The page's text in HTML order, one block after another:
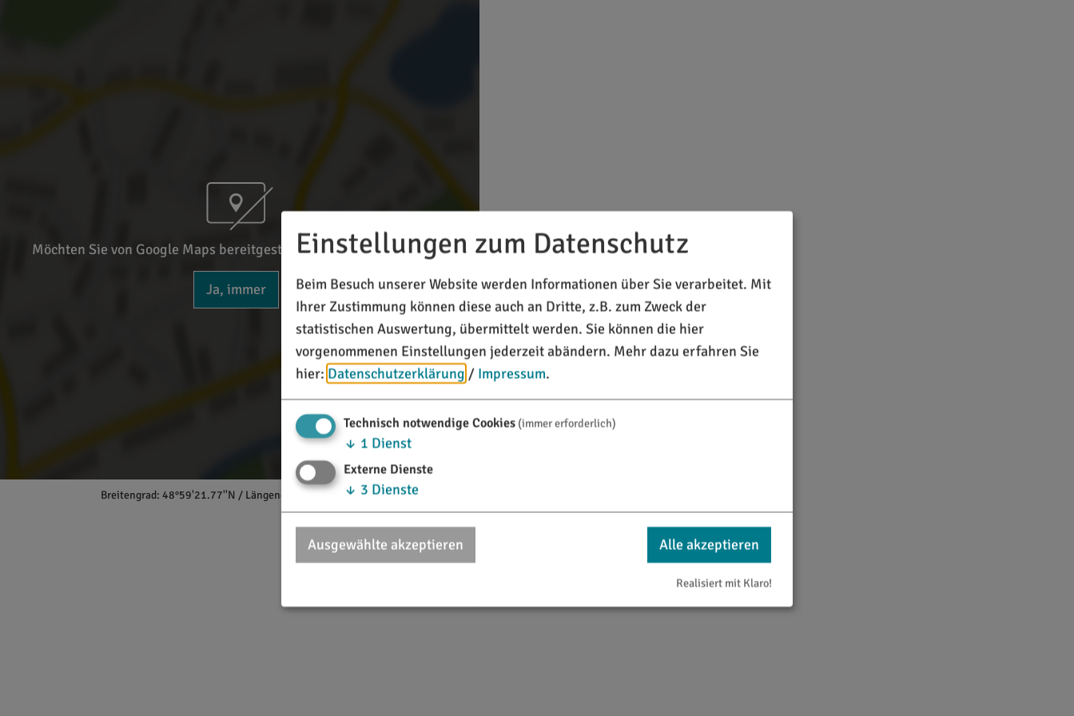
Möchten Sie von Google Maps bereitgestellte externe Inhalte laden?
Ja, immer
Breitengrad: 48°59'21.77''N / Längengrad: 11°10'47.75''E
Einstellungen zum Datenschutz
Beim Besuch unserer Website werden Informationen über Sie verarbeitet. Mit
Ihrer Zustimmung können diese auch an Dritte, z.B. zum Zweck der
statistischen Auswertung, übermittelt werden. Sie können die hier
vorgenommenen Einstellungen jederzeit abändern. Mehr dazu erfahren Sie
hier: Datenschutzerklärung / Impressum.
Technisch notwendige Cookies (immer erforderlich)
↓ 1 Dienst
Externe Dienste
↓ 3 Dienste
Ausgewählte akzeptieren Alle akzeptieren
Realisiert mit Klaro!